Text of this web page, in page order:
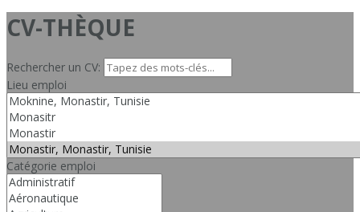
CV-THÈQUE
Rechercher un CV:
Lieu emploi
Catégorie emploi